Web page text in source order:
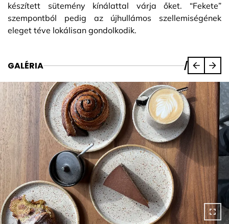
készített sütemény kínálattal várja őket. “Fekete”
szempontból pedig az újhullámos szellemiségének
eleget téve lokálisan gondolkodik.
GALÉRIA /